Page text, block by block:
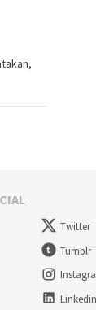
Twitter
Tumblr
Linkedin